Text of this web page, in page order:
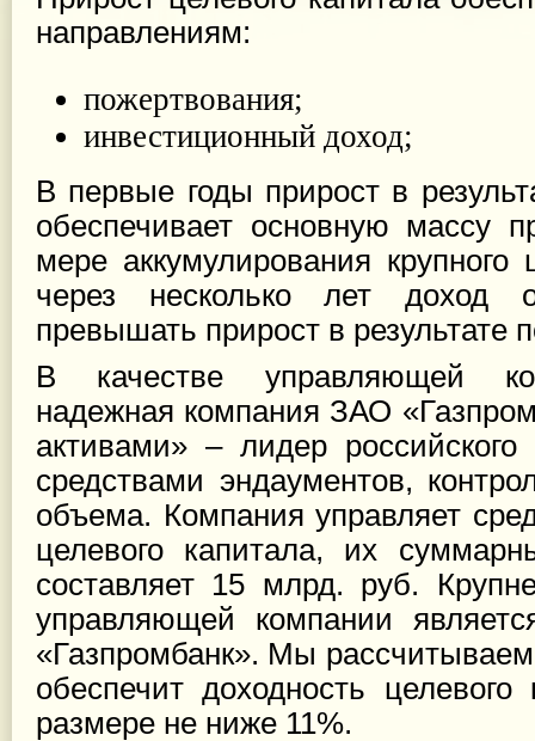
направлениям:
пожертвования;
инвестиционный доход;
В первые годы прирост в
обеспечивает основную массу
мере аккумулирования крупного
через несколько лет доход
превышать прирост в результате
В качестве управляющей
надежная компания ЗАО
активами» – лидер
средствами эндаументов,
объема. Компания управляет
целевого капитала, их
составляет 15 млрд. руб.
управляющей компании
«Газпромбанк». Мы
обеспечит доходность
размере не ниже 11%.